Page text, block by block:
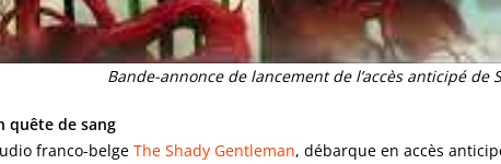
Bande-annonce de lancement de l’accès anticipé de
quête de sang
franco-belge The Shady Gentleman, débarque en accès